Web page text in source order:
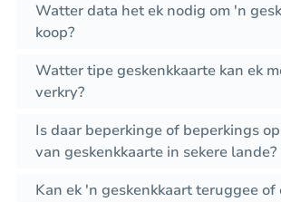
Watter data het ek nodig om 'n
koop?
Watter tipe geskenkkaarte kan ek
verkry?
Is daar beperkinge of beperkings
van geskenkkaarte in sekere lande?
Kan ek 'n geskenkkaart teruggee of